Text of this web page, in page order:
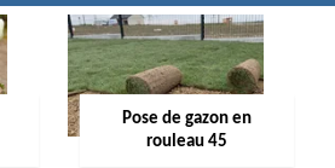
Pose de gazon en
rouleau 45